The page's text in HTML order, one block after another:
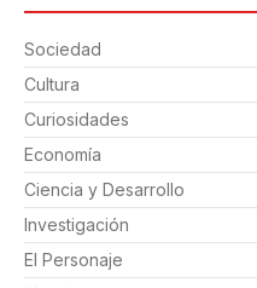
Sociedad
Cultura
Curiosidades
Economía
Ciencia y Desarrollo
Investigación
El Personaje